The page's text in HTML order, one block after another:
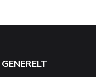
GENERELT